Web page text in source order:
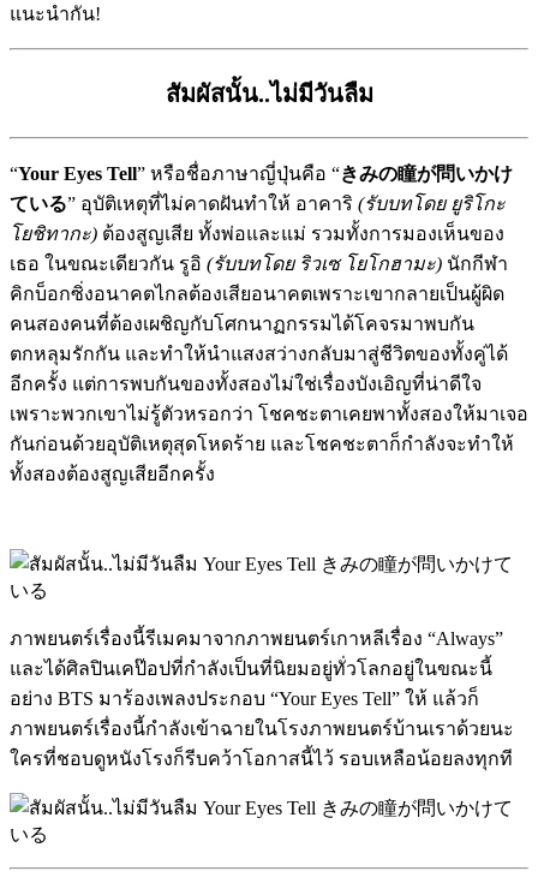
แนะนำกัน!
สัมผัสนั้น..ไม่มีวันลืม
“Your Eyes Tell” หรือชื่อภาษาญี่ปุ่นคือ “きみの瞳が問いかけ
ている” อุบัติเหตุที่ไม่คาดฝันทำให้ อาคาริ (รับบทโดย ยูริโกะ
โยชิทากะ) ต้องสูญเสีย ทั้งพ่อและแม่ รวมทั้งการมองเห็นของ
เธอ ในขณะเดียวกัน รูอิ (รับบทโดย ริวเซ โยโกฮามะ) นักกีฬา
คิกบ็อกซิ่งอนาคตไกลต้องเสียอนาคตเพราะเขากลายเป็นผู้ผิด
คนสองคนที่ต้องเผชิญกับโศกนาฏกรรมได้โคจรมาพบกัน
ตกหลุมรักกัน และทำให้นำแสงสว่างกลับมาสู่ชีวิตของทั้งคู่ได้
อีกครั้ง แต่การพบกันของทั้งสองไม่ใช่เรื่องบังเอิญที่น่าดีใจ
เพราะพวกเขาไม่รู้ตัวหรอกว่า โชคชะตาเคยพาทั้งสองให้มาเจอ
กันก่อนด้วยอุบัติเหตุสุดโหดร้าย และโชคชะตาก็กำลังจะทำให้
ทั้งสองต้องสูญเสียอีกครั้ง
ภาพยนตร์เรื่องนี้รีเมคมาจากภาพยนตร์เกาหลีเรื่อง “Always”
และได้ศิลปินเคป๊อปที่กำลังเป็นที่นิยมอยู่ทั่วโลกอยู่ในขณะนี้
อย่าง BTS มาร้องเพลงประกอบ “Your Eyes Tell” ให้ แล้วก็
ภาพยนตร์เรื่องนี้กำลังเข้าฉายในโรงภาพยนตร์บ้านเราด้วยนะ
ใครที่ชอบดูหนังโรงก็รีบคว้าโอกาสนี้ไว้ รอบเหลือน้อยลงทุกที